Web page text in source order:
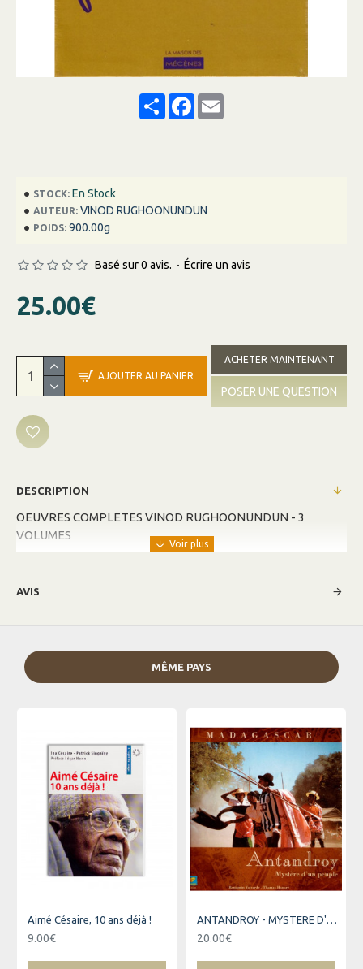
ShareFacebook
Email
STOCK: En Stock
AUTEUR: VINOD RUGHOONUNDUN
POIDS: 900.00g
Basé sur 0 avis. - Écrire un avis
25.00€
AJOUTER AU PANIER
ACHETER MAINTENANT
POSER UNE QUESTION
DESCRIPTION
OEUVRES COMPLETES VINOD RUGHOONUNDUN - 3
VOLUMES
AVIS
MÊME PAYS
Aimé Césaire, 10 ans déjà !
9.00€
ANTANDROY - MYSTERE D'UN PEUPLE
20.00€